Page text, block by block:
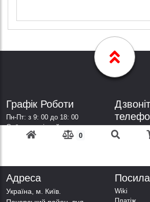
0
Графік Роботи
Пн-Пт: з 9: 00 до 18: 00
Субота: вихідний
Неділя: вихідний
+38 (098)
+38 (067)
Адреса
Українa, м. Київ.
Wiki